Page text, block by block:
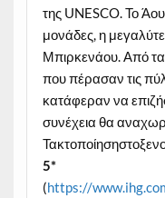
της UNESCO. Το
μονάδες, η
Μπιρκενάου. Από
που πέρασαν τις
κατάφεραν να
συνέχεια θα
5*
(https://